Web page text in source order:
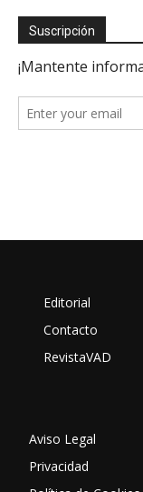
Suscripción
Editorial
Contacto
RevistaVAD
Aviso Legal
Privacidad